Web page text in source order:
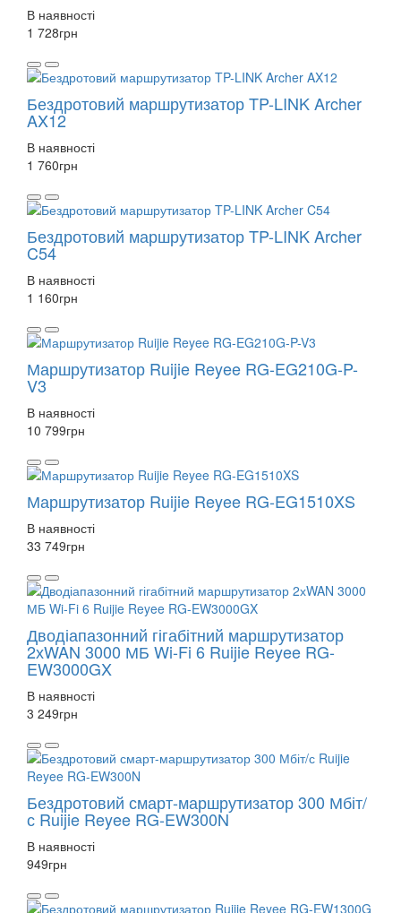
В наявності
1 728грн
Бездротовий маршрутизатор TP-LINK Archer
AX12
В наявності
1 760грн
Бездротовий маршрутизатор TP-LINK Archer
C54
В наявності
1 160грн
Маршрутизатор Ruijie Reyee RG-EG210G-P-
V3
В наявності
10 799грн
Маршрутизатор Ruijie Reyee RG-EG1510XS
В наявності
33 749грн
Дводіапазонний гігабітний маршрутизатор
2хWAN 3000 МБ Wi-Fi 6 Ruijie Reyee RG-
EW3000GX
В наявності
3 249грн
Бездротовий смарт-маршрутизатор 300 Мбіт/
с Ruijie Reyee RG-EW300N
В наявності
949грн